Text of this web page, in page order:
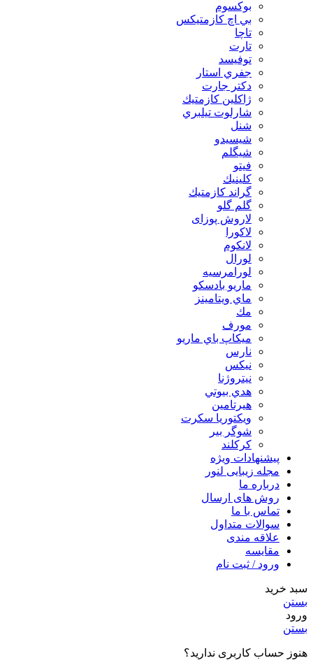
بوكسوم
بي اچ كازمتيكس
تاچا
تارت
توفيسد
جفري استار
دكتر جارت
ژاكلين كازمتيك
شارلوت تيلبري
شنل
شيسيدو
شیگلم
فيتو
كلينيك
گراند كازمتيك
گلم گلو
لاروش پوزای
لاكورا
لانكوم
لورال
لورامرسيه
ماريو بادسكو
ماي ويتامينز
مك
مورف
ميكاپ باي ماريو
نارس
نيكس
نیتروژنا
هدي بيوتي
هیرتامین
ویکتوریا سکرت
شوگر بير
کرکلند
پیشنهادات ویژه
مجله زیبایی لنور
درباره ما
روش های ارسال
تماس با ما
سوالات متداول
علاقه مندی
مقایسه
ورود / ثبت نام
سبد خرید
بستن
ورود
بستن
هنوز حساب کاربری ندارید؟